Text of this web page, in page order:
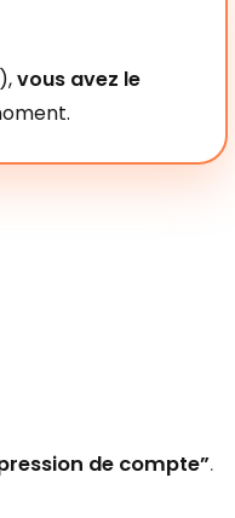
vous avez le
de compte”.